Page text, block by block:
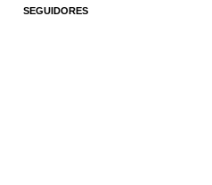
SEGUIDORES